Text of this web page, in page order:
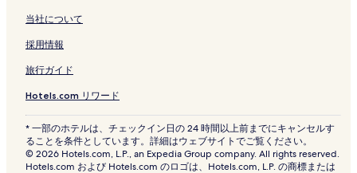
当社について
採用情報
旅行ガイド
Hotels.com リワード
* 一部のホテルは、チェックイン日の 24 時間以上前までにキャンセルす
ることを条件としています。詳細はウェブサイトでご覧ください。
© 2026 Hotels.com, L.P., an Expedia Group company. All rights reserved.
Hotels.com および Hotels.com のロゴは、Hotels.com, L.P. の商標または